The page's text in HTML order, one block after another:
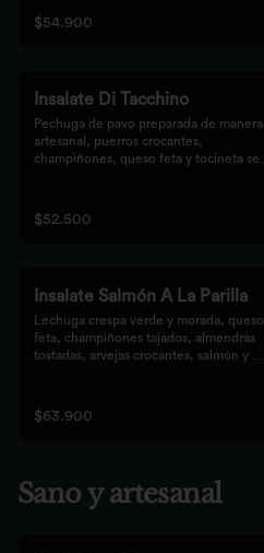
$54.900
Insalate Di Tacchino
Pechuga de pavo preparada de manera
artesanal, puerros crocantes,
champiñones, queso feta y tocineta se
$52.500
Insalate Salmón A La Parilla
Lechuga crespa verde y morada, queso
feta, champiñones tajados, almendras
tostadas, arvejas crocantes, salmón y
$63.900
Sano y artesanal